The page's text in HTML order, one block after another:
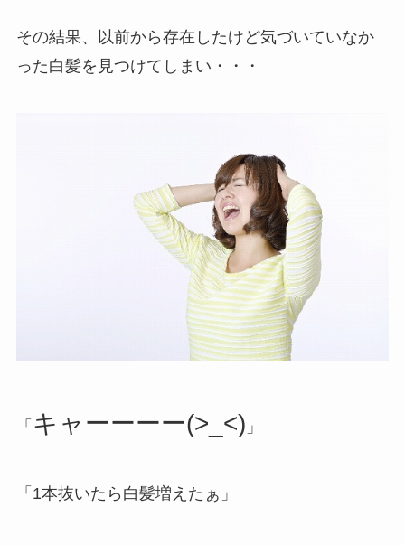
その結果、以前から存在したけど気づいていなか
った白髪を見つけてしまい・・・
「 キャーーーー(>_<) 」
「1本抜いたら白髪増えたぁ」